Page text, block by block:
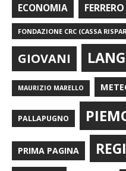
ECONOMIA FERRERO
FONDAZIONE CRC (CASSA
GIOVANI
MAURIZIO MARELLO
PALLAPUGNO
PRIMA PAGINA